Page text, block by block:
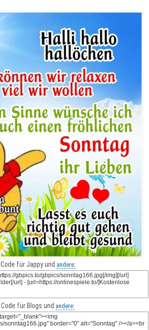
Code für Jappy und andere:
Code für Blogs und andere: